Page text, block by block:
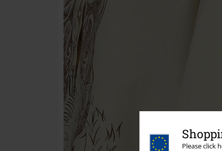
Please click